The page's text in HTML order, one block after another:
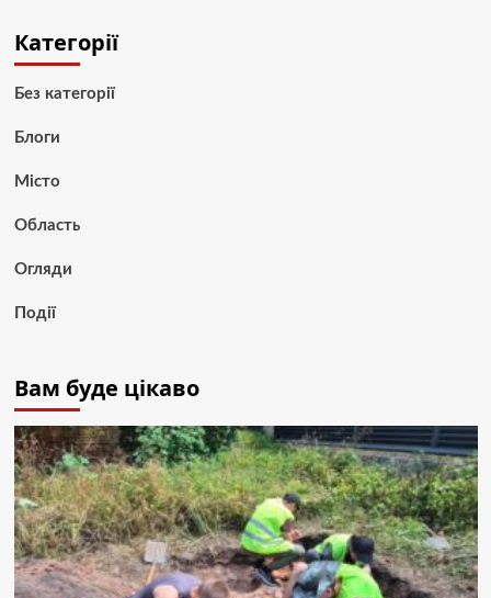
Категорії
Без категорії
Блоги
Місто
Область
Огляди
Події
Вам буде цікаво